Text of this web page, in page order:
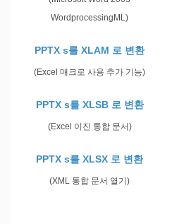
WordprocessingML)
PPTX s를 XLAM 로 변환
(Excel 매크로 사용 추가 기능)
PPTX s를 XLSB 로 변환
(Excel 이진 통합 문서)
PPTX s를 XLSX 로 변환
(XML 통합 문서 열기)